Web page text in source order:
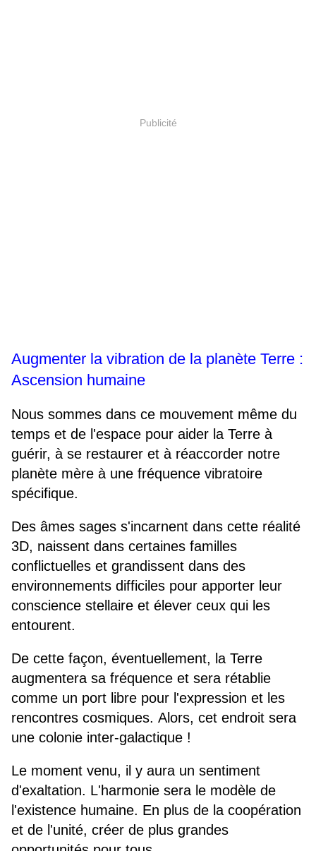
Publicité
Augmenter la vibration de la planète Terre :
Ascension humaine
Nous sommes dans ce mouvement même du
temps et de l'espace pour aider la Terre à
guérir, à se restaurer et à réaccorder notre
planète mère à une fréquence vibratoire
spécifique.
Des âmes sages s'incarnent dans cette réalité
3D, naissent dans certaines familles
conflictuelles et grandissent dans des
environnements difficiles pour apporter leur
conscience stellaire et élever ceux qui les
entourent.
De cette façon, éventuellement, la Terre
augmentera sa fréquence et sera rétablie
comme un port libre pour l'expression et les
rencontres cosmiques. Alors, cet endroit sera
une colonie inter-galactique !
Le moment venu, il y aura un sentiment
d'exaltation. L'harmonie sera le modèle de
l'existence humaine. En plus de la coopération
et de l'unité, créer de plus grandes